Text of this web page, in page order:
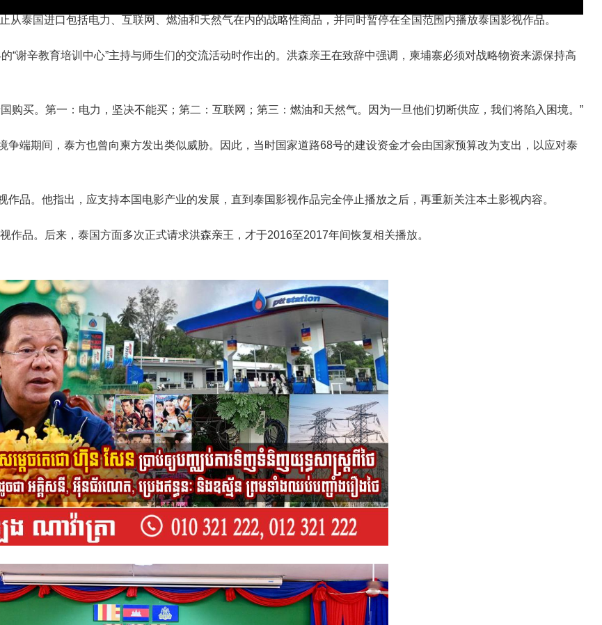
从泰国进口包括电力、互联网、燃油和天然气在内的战略性商品，并同时暂停在全国范围内播放泰国影视作品。
“谢辛教育培训中心”主持与师生们的交流活动时作出的。洪森亲王在致辞中强调，柬埔寨必须对战略物资来源保持高
购买。第一：电力，坚决不能买；第二：互联网；第三：燃油和天然气。因为一旦他们切断供应，我们将陷入困境。”
端期间，泰方也曾向柬方发出类似威胁。因此，当时国家道路68号的建设资金才会由国家预算改为支出，以应对泰
品。他指出，应支持本国电影产业的发展，直到泰国影视作品完全停止播放之后，再重新关注本土影视内容。
品。后来，泰国方面多次正式请求洪森亲王，才于2016至2017年间恢复相关播放。